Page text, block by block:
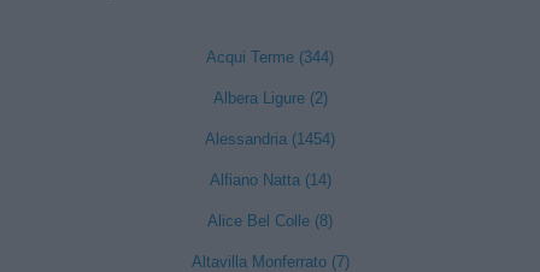
Acqui Terme (344)
Albera Ligure (2)
Alessandria (1454)
Alfiano Natta (14)
Alice Bel Colle (8)
Altavilla Monferrato (7)